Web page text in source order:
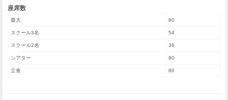
座席数
最大 80
スクール3名 54
スクール2名 36
シアター 80
立食 80